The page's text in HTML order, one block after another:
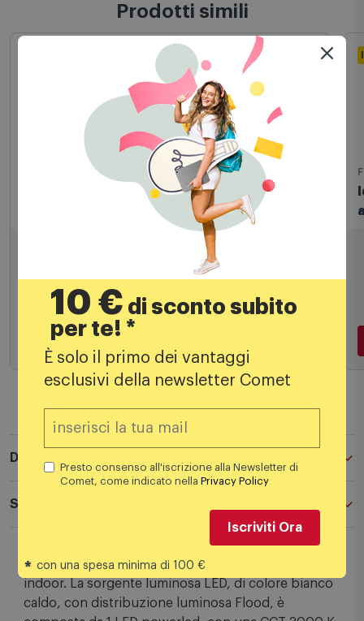
Prodotti simili
Linea Light - Nitum-R Downlights Bianco -
€
Descrizione
Specifiche tecniche
Downlights a singola emissione per applicazione
indoor. La sorgente luminosa LED, di colore bianco
caldo, con distribuzione luminosa Flood, è
10 € di sconto subito
per te! *
È solo il primo dei vantaggi
esclusivi della newsletter Comet
Presto consenso all'iscrizione alla Newsletter di
Comet, come indicato nellaPrivacy Policy
Iscriviti Ora
* con una spesa minima di 100 €